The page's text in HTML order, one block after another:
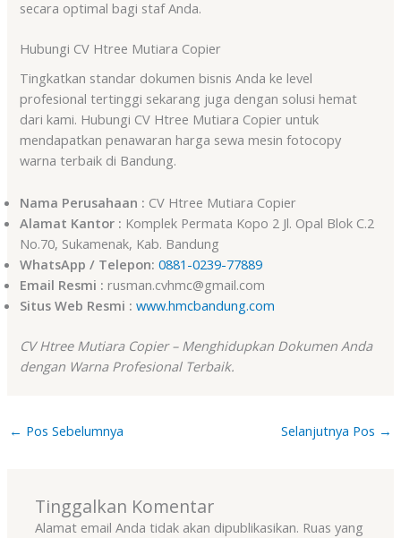
secara optimal bagi staf Anda.
Hubungi CV Htree Mutiara Copier
Tingkatkan standar dokumen bisnis Anda ke level
profesional tertinggi sekarang juga dengan solusi hemat
dari kami. Hubungi CV Htree Mutiara Copier untuk
mendapatkan penawaran harga sewa mesin fotocopy
warna terbaik di Bandung.
Nama Perusahaan : CV Htree Mutiara Copier
Alamat Kantor : Komplek Permata Kopo 2 Jl. Opal Blok C.2
No.70, Sukamenak, Kab. Bandung
WhatsApp / Telepon: 0881-0239-77889
Email Resmi : rusman.cvhmc@gmail.com
Situs Web Resmi :www.hmcbandung.com
CV Htree Mutiara Copier – Menghidupkan Dokumen Anda
dengan Warna Profesional Terbaik.
← Pos Sebelumnya Selanjutnya Pos →
Tinggalkan Komentar
Alamat email Anda tidak akan dipublikasikan. Ruas yang